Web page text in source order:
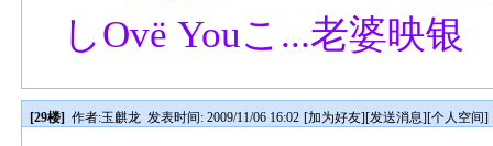
しΟvё Youこ...老婆映银
[29楼] 作者:玉麒龙 发表时间: 2009/11/06 16:02 [加为好友][发送消息][个人空间]